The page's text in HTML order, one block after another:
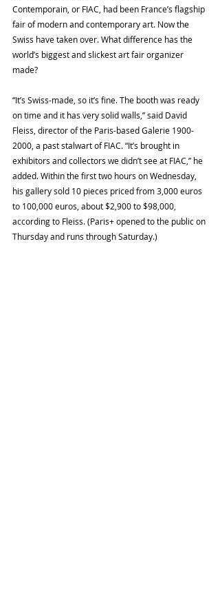
Contemporain, or FIAC, had been France’s flagship
fair of modern and contemporary art. Now the
Swiss have taken over. What difference has the
world’s biggest and slickest art fair organizer
made?
“It’s Swiss-made, so it’s fine. The booth was ready
on time and it has very solid walls,” said David
Fleiss, director of the Paris-based Galerie 1900-
2000, a past stalwart of FIAC. “It’s brought in
exhibitors and collectors we didn’t see at FIAC,” he
added. Within the first two hours on Wednesday,
his gallery sold 10 pieces priced from 3,000 euros
to 100,000 euros, about $2,900 to $98,000,
according to Fleiss. (Paris+ opened to the public on
Thursday and runs through Saturday.)